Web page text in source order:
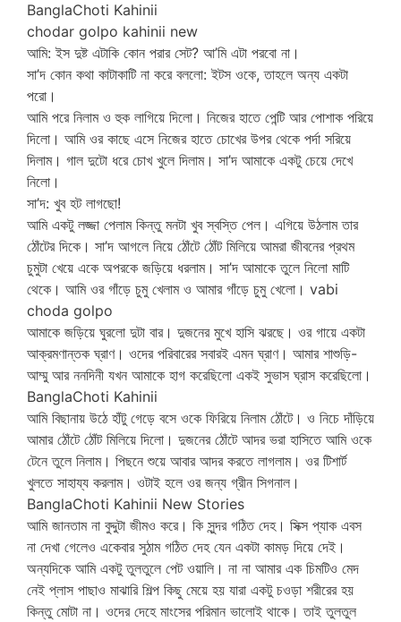
BanglaChoti Kahinii
chodar golpo kahinii new
আমি: ইস দুষ্ট এটাকি কোন পরার সেট? আ’মি এটা পরবো না।
সা’দ কোন কথা কাটাকাটি না করে বললো: ইটস ওকে, তাহলে অন্য একটা
পরো।
আমি পরে নিলাম ও হুক লাগিয়ে দিলো। নিজের হাতে পেন্টি আর পোশাক পরিয়ে
দিলো। আমি ওর কাছে এসে নিজের হাতে চোখের উপর থেকে পর্দা সরিয়ে
দিলাম। গাল দুটো ধরে চোখ খুলে দিলাম। সা’দ আমাকে একটু চেয়ে দেখে
নিলো।
সা’দ: খুব হট লাগছো!
আমি একটু লজ্জা পেলাম কিন্তু মনটা খুব স্বস্তি পেল। এগিয়ে উঠলাম তার
ঠোঁটের দিকে। সা’দ আগলে নিয়ে ঠোঁটে ঠোঁট মিলিয়ে আমরা জীবনের প্রথম
চুমুটা খেয়ে একে অপরকে জড়িয়ে ধরলাম। সা’দ আমাকে তুলে নিলো মাটি
থেকে। আমি ওর গাঁড়ে চুমু খেলাম ও আমার গাঁড়ে চুমু খেলো। vabi
choda golpo
আমাকে জড়িয়ে ঘুরলো দুটা বার। দুজনের মুখে হাসি ঝরছে। ওর গায়ে একটা
আক্রমণান্তক ঘ্রাণ। ওদের পরিবারের সবারই এমন ঘ্রাণ। আমার শাশুড়ি-
আম্মু আর ননদিনী যখন আমাকে হাগ করেছিলো একই সুভাস ঘ্রাস করেছিলো।
BanglaChoti Kahinii
আমি বিছানায় উঠে হাঁটু গেড়ে বসে ওকে ফিরিয়ে নিলাম ঠোঁটে। ও নিচে দাঁড়িয়ে
আমার ঠোঁটে ঠোঁট মিলিয়ে দিলো। দুজনের ঠোঁটে আদর ভরা হাসিতে আমি ওকে
টেনে তুলে নিলাম। পিছনে শুয়ে আবার আদর করতে লাগলাম। ওর টিশার্ট
খুলতে সাহায্য করলাম। ওটাই হলে ওর জন্য গ্রীন সিগনাল।
BanglaChoti Kahinii New Stories
আমি জানতাম না বুদ্দুটা জীমও করে। কি সুন্দর গঠিত দেহ। সিক্স প্যাক এবস
না দেখা গেলেও একেবার সুঠাম গঠিত দেহ যেন একটা কামড় দিয়ে দেই।
অন্যদিকে আমি একটু তুলতুলে পেট ওয়ালি। না না আমার এক চিমটিও মেদ
নেই প্লাস পাছাও মাঝারি শিল্প কিছু মেয়ে হয় যারা একটু চওড়া শরীরের হয়
কিন্তু মোটা না। ওদের দেহে মাংসের পরিমান ভালোই থাকে। তাই তুলতুল